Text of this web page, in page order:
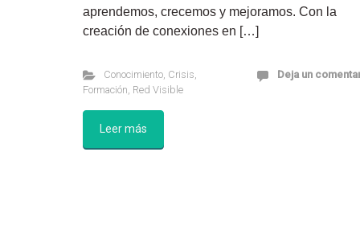
aprendemos, crecemos y mejoramos. Con la
creación de conexiones en […]
Conocimiento, Crisis,
Formación, Red Visible
Deja un
Leer más